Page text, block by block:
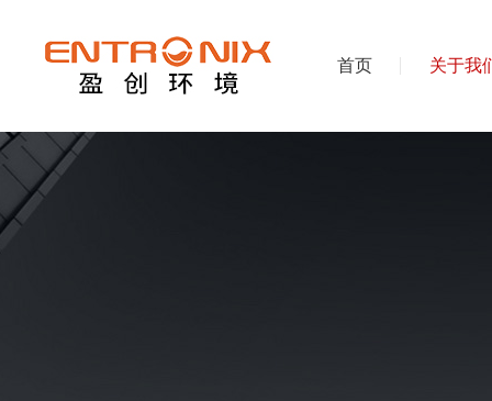
首页 关于我